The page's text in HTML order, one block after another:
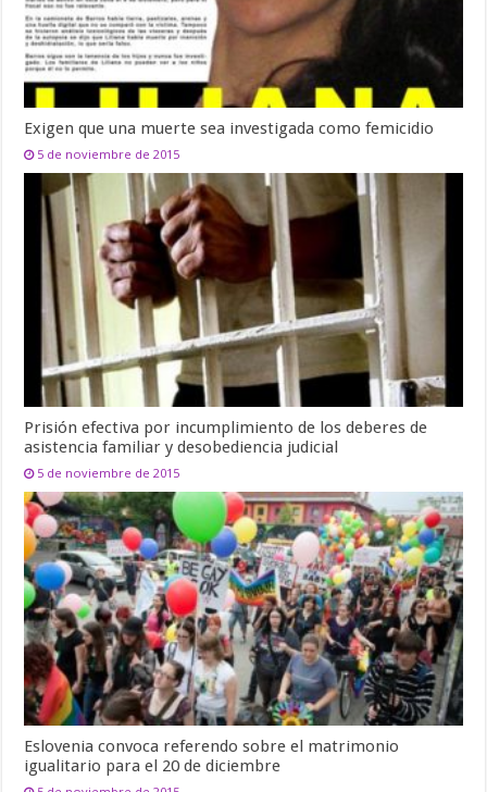
Exigen que una muerte sea investigada como femicidio
5 de noviembre de 2015
Prisión efectiva por incumplimiento de los deberes de
asistencia familiar y desobediencia judicial
5 de noviembre de 2015
Eslovenia convoca referendo sobre el matrimonio
igualitario para el 20 de diciembre